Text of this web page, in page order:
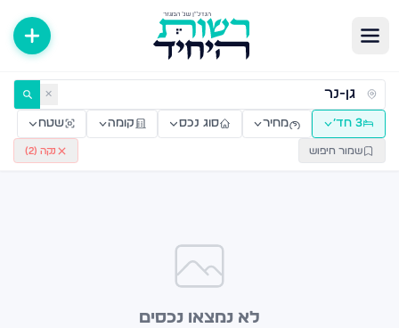
דירות למכירה ולהשכרה — רשות היחיד ✕
3 חד׳ מחיר סוג נכס קומה שטח
שמור חיפוש נקה (2
)
לא נמצאו נכסים